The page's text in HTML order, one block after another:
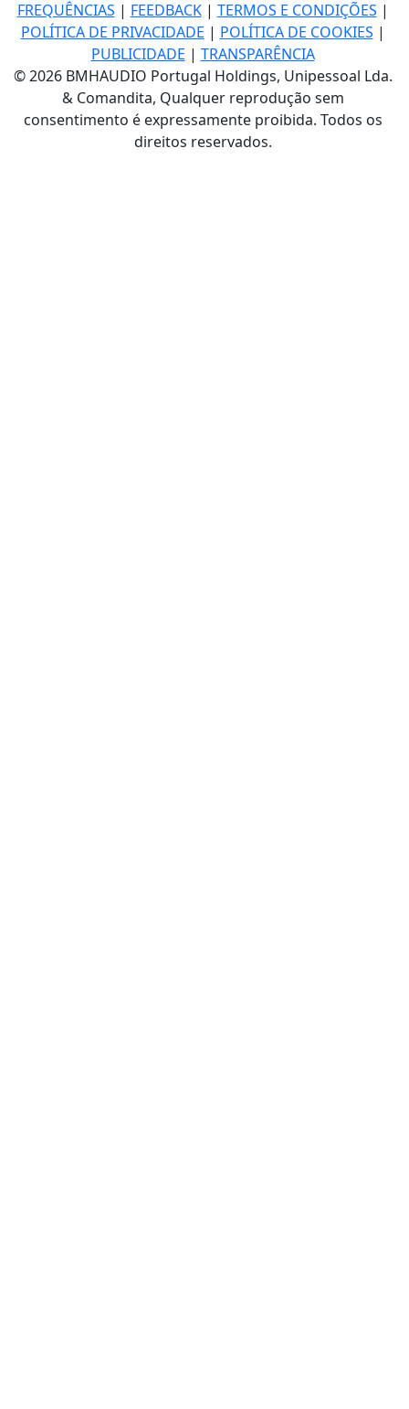
FREQUÊNCIAS | FEEDBACK| TERMOS E CONDIÇÕES |
POLÍTICA DE PRIVACIDADE | POLÍTICA DE COOKIES |
PUBLICIDADE | TRANSPARÊNCIA
© 2026 BMHAUDIO Portugal Holdings, Unipessoal Lda.
& Comandita, Qualquer reprodução sem
consentimento é expressamente proibida. Todos os
direitos reservados.